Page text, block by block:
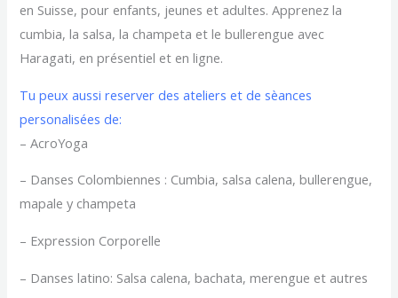
en Suisse, pour enfants, jeunes et adultes. Apprenez la
cumbia, la salsa, la champeta et le bullerengue avec
Haragati, en présentiel et en ligne.
Tu peux aussi reserver des ateliers et de sèances
personalisées de:
– AcroYoga
– Danses Colombiennes : Cumbia, salsa calena, bullerengue,
mapale y champeta
– Expression Corporelle
– Danses latino: Salsa calena, bachata, merengue et autres